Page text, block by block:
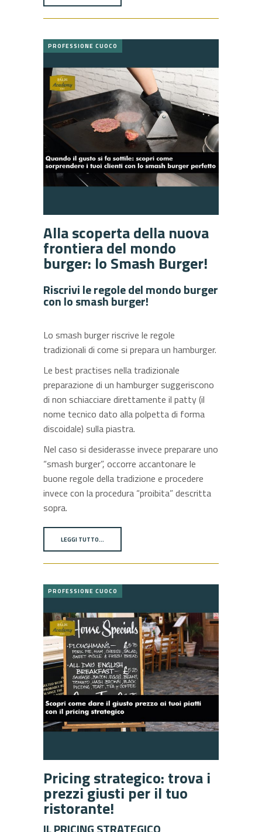
PROFESSIONE CUOCO
Alla scoperta della nuova
frontiera del mondo
burger: lo Smash Burger!
Riscrivi le regole del mondo burger
con lo smash burger!
Lo smash burger riscrive le regole
tradizionali di come si prepara un hamburger.
Le best practises nella tradizionale
preparazione di un hamburger suggeriscono
di non schiacciare direttamente il patty (il
nome tecnico dato alla polpetta di forma
discoidale) sulla piastra.
Nel caso si desiderasse invece preparare uno
“smash burger”, occorre accantonare le
buone regole della tradizione e procedere
invece con la procedura “proibita” descritta
sopra.
LEGGI TUTTO…
PROFESSIONE CUOCO
Pricing strategico: trova i
prezzi giusti per il tuo
ristorante!